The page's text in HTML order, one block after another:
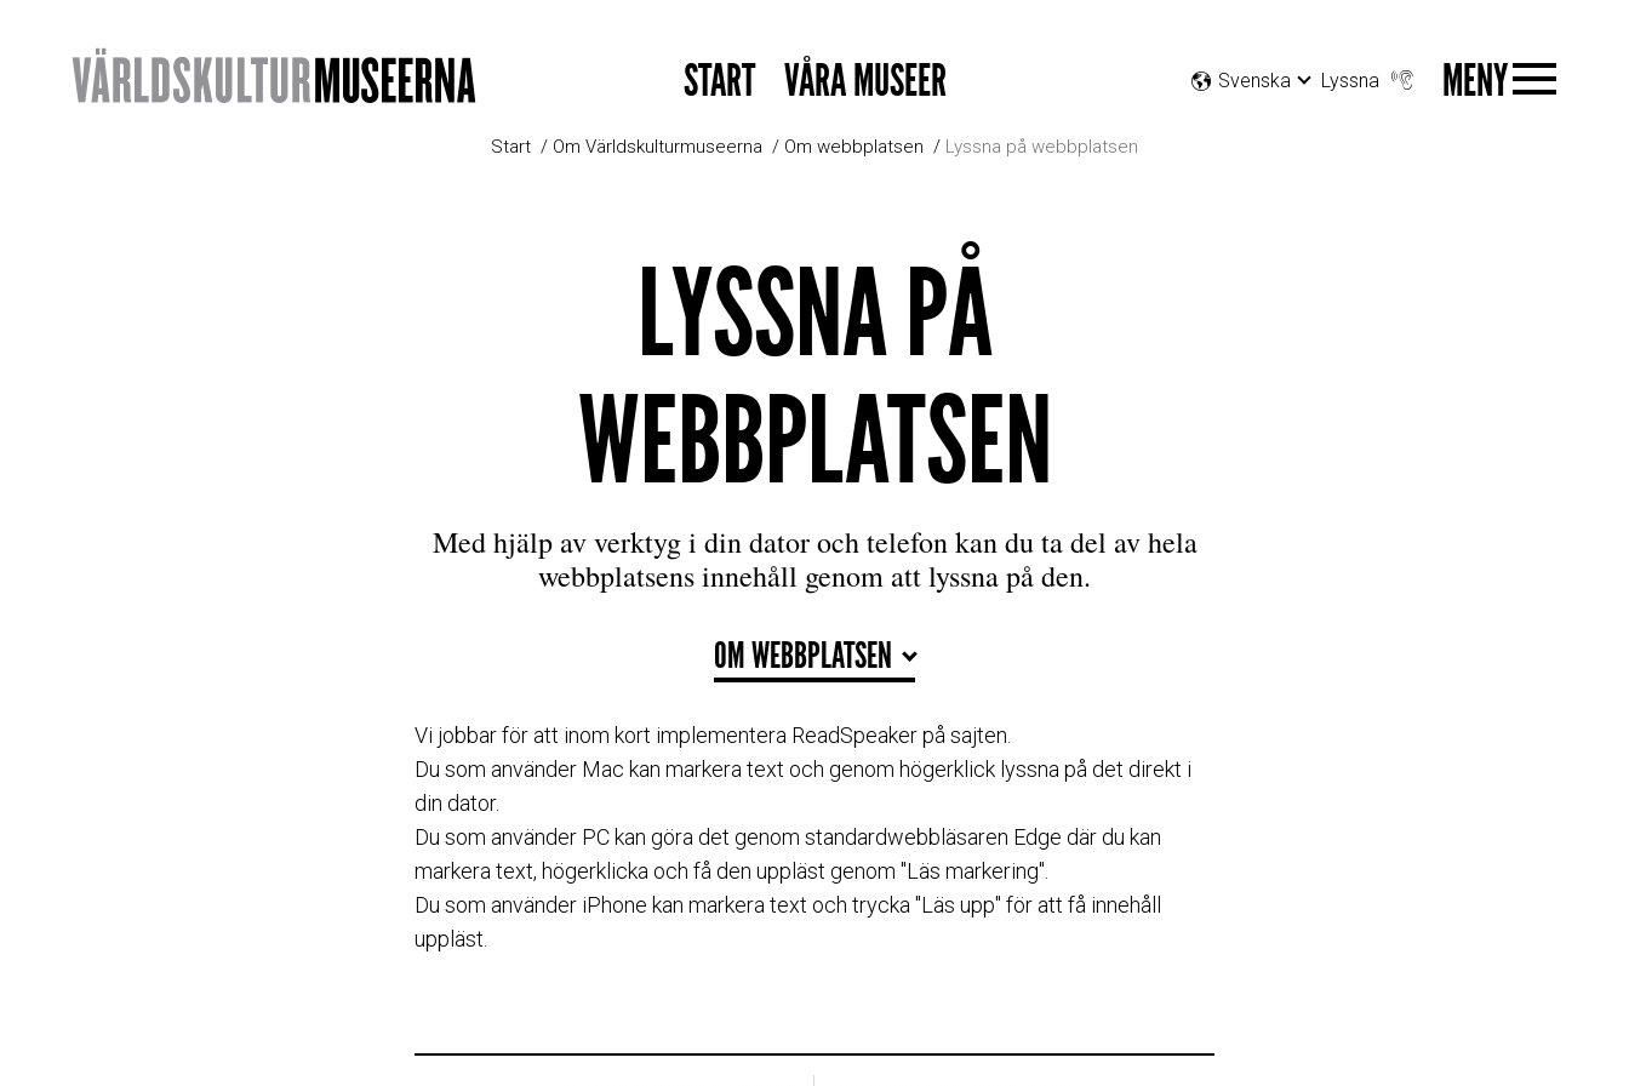
START VÅRA MUSEER Svenska Lyssna MENY
Start Om Världskulturmuseerna Om webbplatsen Lyssna på webbplatsen
LYSSNA PÅ
WEBBPLATSEN
Med hjälp av verktyg i din dator och telefon kan du ta del av hela
webbplatsens innehåll genom att lyssna på den.
OM WEBBPLATSEN
Vi jobbar för att inom kort implementera ReadSpeaker på sajten.
Du som använder Mac kan markera text och genom högerklick lyssna på det direkt i
din dator.
Du som använder PC kan göra det genom standardwebbläsaren Edge där du kan
markera text, högerklicka och få den uppläst genom "Läs markering".
Du som använder iPhone kan markera text och trycka "Läs upp" för att få innehåll
uppläst.